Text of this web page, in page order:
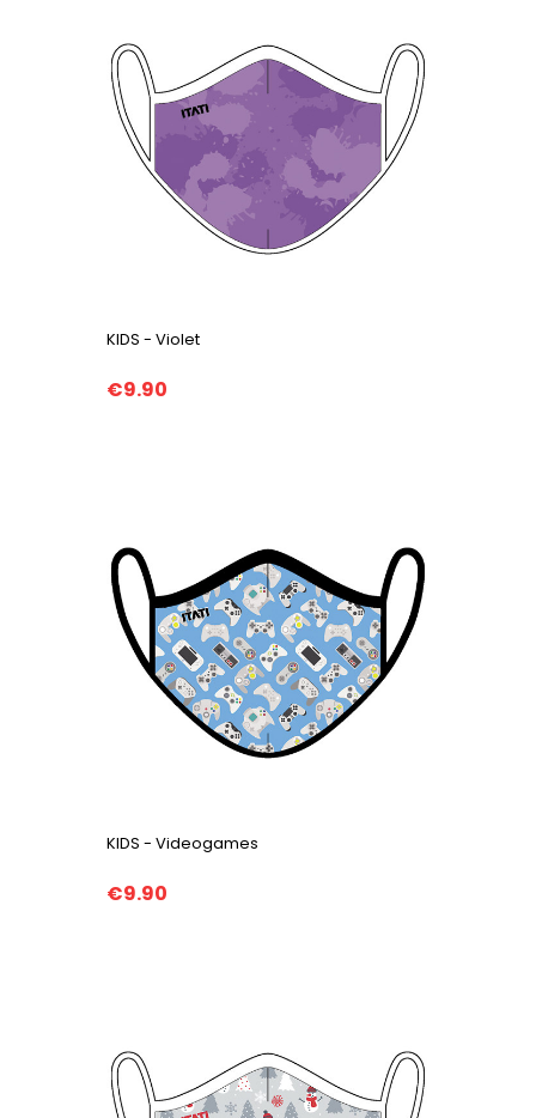
KIDS - Violet
€9.90
KIDS - Videogames
€9.90